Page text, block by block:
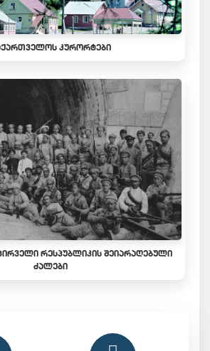
ᲙᲣᲠᲝᲠᲢᲔᲑᲘ
ᲠᲔᲡᲞᲣᲑᲚᲘᲙᲘᲡ ᲨᲔᲘᲐᲠᲐᲦᲔᲑᲣᲚᲘ
ᲫᲐᲚᲔᲑᲘ